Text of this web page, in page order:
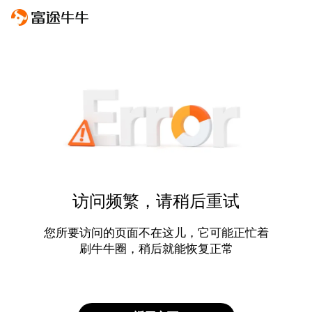
访问频繁，请稍后重试
您所要访问的页面不在这儿，它可能正忙着
刷牛牛圈，稍后就能恢复正常